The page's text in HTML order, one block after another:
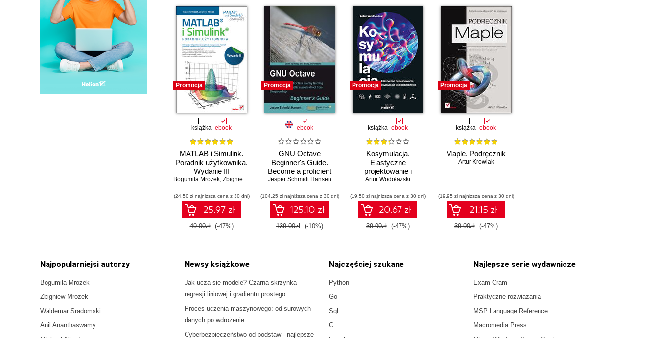
by-step walkthroughs
Promocja
książka ebook
MATLAB i Simulink.
Poradnik użytkownika.
Wydanie III
Bogumiła Mrozek, Zbigniew Mrozek
(24,50 zł najniższa cena z 30 dni)
25.97 zł
49.00zł (-47%)
Promocja
ebook
GNU Octave
Beginner's Guide.
Become a proficient
Octave user by learning
numerical tool from the
ground up
Jesper Schmidt Hansen
(104,25 zł najniższa cena z 30 dni)
125.10 zł
139.00zł (-10%)
Promocja
książka ebook
Kosymulacja.
Elastyczne
projektowanie i
symulacja
Artur Wodołażski
(19,50 zł najniższa cena z 30 dni)
20.67 zł
39.00zł (-47%)
Promocja
książka ebook
Maple. Podręcznik
Artur Krowiak
(19,95 zł najniższa cena z 30 dni)
21.15 zł
39.90zł (-47%)
Najpopularniejsi autorzy
Bogumiła Mrozek
Zbigniew Mrozek
Waldemar Sradomski
Anil Ananthaswamy
Newsy książkowe
Jak uczą się modele? Czarna skrzynka
regresji liniowej i gradientu prostego
Proces uczenia maszynowego: od surowych
danych po wdrożenie.
Cyberbezpieczeństwo od podstaw - najlepsze
Najczęściej szukane
Python
Go
Sql
C
Najlepsze serie wydawnicze
Exam Cram
Praktyczne rozwiązania
MSP Language Reference
Macromedia Press